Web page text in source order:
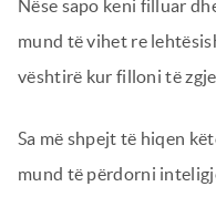
Nëse sapo keni filluar
mund të vihet re
vështirë kur filloni të
Sa më shpejt të hiqen
mund të përdorni